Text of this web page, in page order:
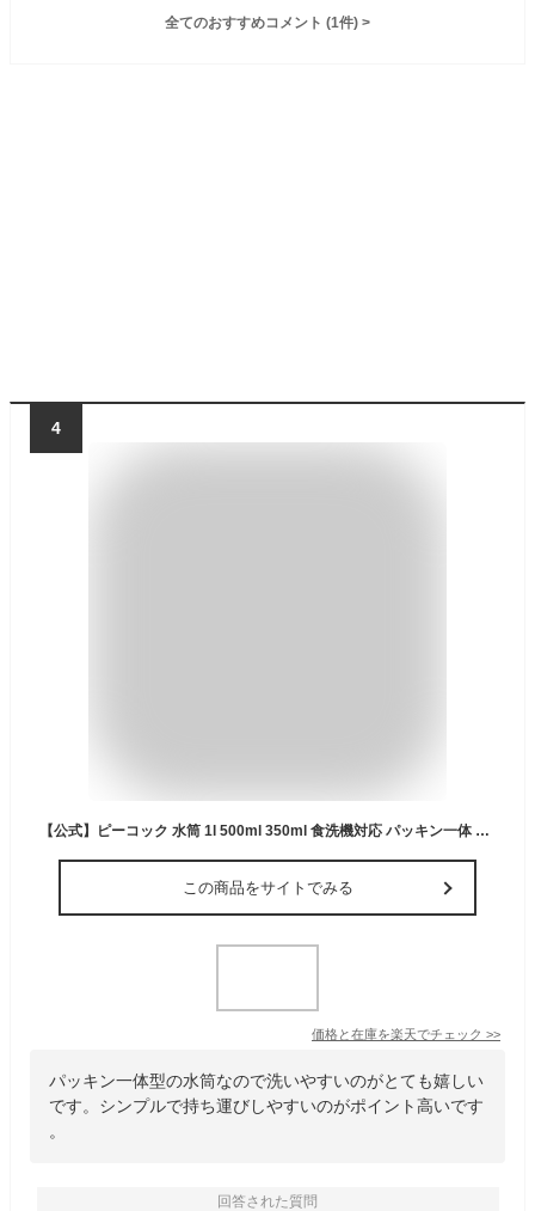
全てのおすすめコメント (1件) >
4
【公式】ピーコック 水筒 1l 500ml 350ml 食洗機対応 パッキン一体 洗いやすい 保冷 スポーツドリンク対応 750 パッキン一体型 スポーツ 軽量 直飲み おしゃれ ハンドル SUS316 調乳用水筒 1000ml 1リットル パッキンなし プレゼント ギフト AEZ-35 AEZ-50 AEZ-75 AEZ-100
この商品をサイトでみる
価格と在庫を楽天でチェック >>
パッキン一体型の水筒なので洗いやすいのがとても嬉しい
です。シンプルで持ち運びしやすいのがポイント高いです
。
回答された質問